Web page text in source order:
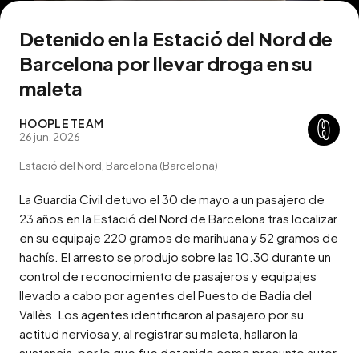
Detenido en la Estació del Nord de
Barcelona por llevar droga en su
maleta
HOOPLE TEAM
26 jun. 2026
Estació del Nord, Barcelona (Barcelona)
La Guardia Civil detuvo el 30 de mayo a un pasajero de
23 años en la Estació del Nord de Barcelona tras localizar
en su equipaje 220 gramos de marihuana y 52 gramos de
hachís. El arresto se produjo sobre las 10.30 durante un
control de reconocimiento de pasajeros y equipajes
llevado a cabo por agentes del Puesto de Badía del
Vallès. Los agentes identificaron al pasajero por su
actitud nerviosa y, al registrar su maleta, hallaron la